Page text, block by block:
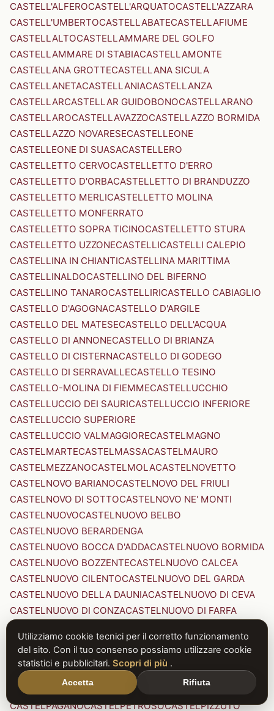
CASTELL'ALFEROCASTELL'ARQUATOCASTELL'AZZARA
CASTELL'UMBERTOCASTELLABATECASTELLAFIUME
CASTELLALTOCASTELLAMMARE DEL GOLFO
CASTELLAMMARE DI STABIACASTELLAMONTE
CASTELLANA GROTTECASTELLANA SICULA
CASTELLANETACASTELLANIACASTELLANZA
CASTELLARCASTELLAR GUIDOBONOCASTELLARANO
CASTELLAROCASTELLAVAZZOCASTELLAZZO BORMIDA
CASTELLAZZO NOVARESECASTELLEONE
CASTELLEONE DI SUASACASTELLERO
CASTELLETTO CERVOCASTELLETTO D'ERRO
CASTELLETTO D'ORBACASTELLETTO DI BRANDUZZO
CASTELLETTO MERLICASTELLETTO MOLINA
CASTELLETTO MONFERRATO
CASTELLETTO SOPRA TICINOCASTELLETTO STURA
CASTELLETTO UZZONECASTELLICASTELLI CALEPIO
CASTELLINA IN CHIANTICASTELLINA MARITTIMA
CASTELLINALDOCASTELLINO DEL BIFERNO
CASTELLINO TANAROCASTELLIRICASTELLO CABIAGLIO
CASTELLO D'AGOGNACASTELLO D'ARGILE
CASTELLO DEL MATESECASTELLO DELL'ACQUA
CASTELLO DI ANNONECASTELLO DI BRIANZA
CASTELLO DI CISTERNACASTELLO DI GODEGO
CASTELLO DI SERRAVALLECASTELLO TESINO
CASTELLO-MOLINA DI FIEMMECASTELLUCCHIO
CASTELLUCCIO DEI SAURICASTELLUCCIO INFERIORE
CASTELLUCCIO SUPERIORE
CASTELLUCCIO VALMAGGIORECASTELMAGNO
CASTELMARTECASTELMASSACASTELMAURO
CASTELMEZZANOCASTELMOLACASTELNOVETTO
CASTELNOVO BARIANOCASTELNOVO DEL FRIULI
CASTELNOVO DI SOTTOCASTELNOVO NE' MONTI
CASTELNUOVOCASTELNUOVO BELBO
CASTELNUOVO BERARDENGA
CASTELNUOVO BOCCA D'ADDACASTELNUOVO BORMIDA
CASTELNUOVO BOZZENTECASTELNUOVO CALCEA
CASTELNUOVO CILENTOCASTELNUOVO DEL GARDA
CASTELNUOVO DELLA DAUNIACASTELNUOVO DI CEVA
CASTELNUOVO DI CONZACASTELNUOVO DI FARFA
CASTELNUOVO DI PORTO CASTELNUOVO DON BOSCO
CASTELNUOVO MAGRACASTELNUOVO NIGRA
CASTELNUOVO PARANOCASTELNUOVO RANGONE
CASTELNUOVO SCRIVIA
CASTELNUOVO VAL DI CECINA
CASTELPAGANOCASTELPETROSOCASTELPIZZUTO
Utilizziamo cookie tecnici per il corretto funzionamento
del sito. Con il tuo consenso possiamo utilizzare cookie
statistici e pubblicitari. Scopri di più .
Accetta Rifiuta